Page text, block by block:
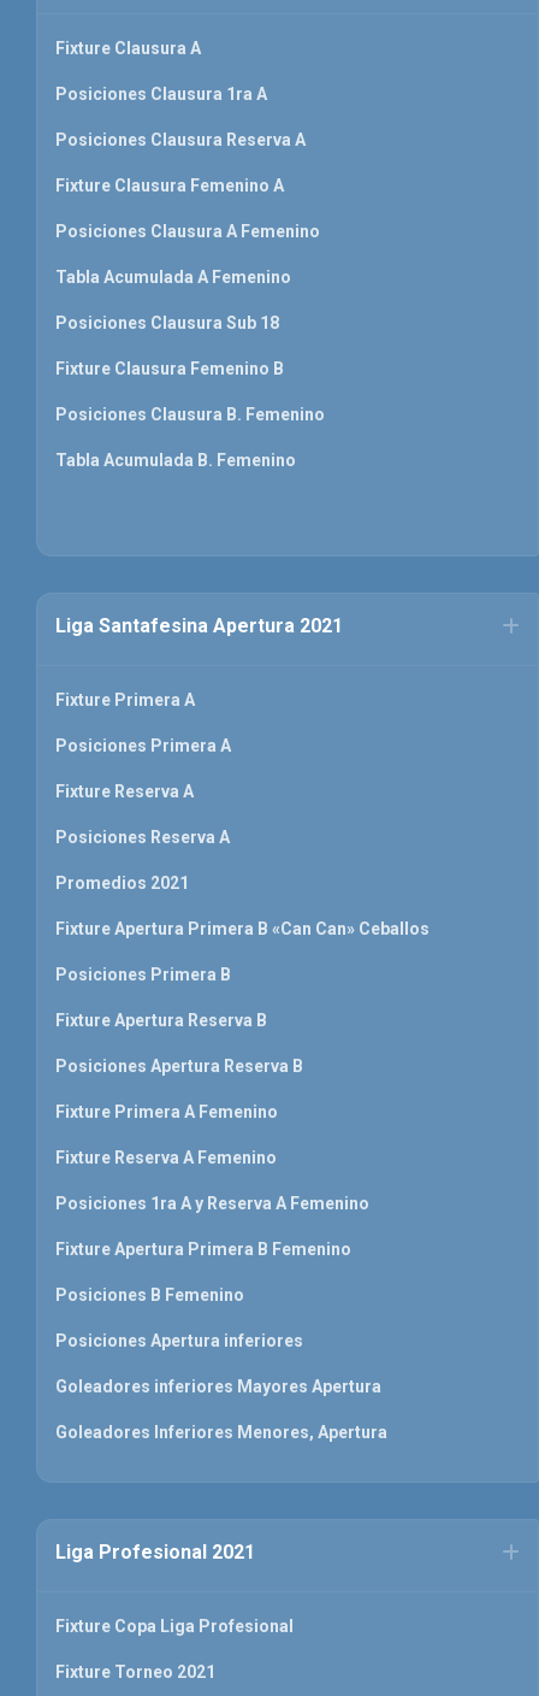
Fixture Clausura A
Posiciones Clausura 1ra A
Posiciones Clausura Reserva A
Fixture Clausura Femenino A
Posiciones Clausura A Femenino
Tabla Acumulada A Femenino
Posiciones Clausura Sub 18
Fixture Clausura Femenino B
Posiciones Clausura B. Femenino
Tabla Acumulada B. Femenino
Liga Santafesina Apertura 2021
Fixture Primera A
Posiciones Primera A
Fixture Reserva A
Posiciones Reserva A
Promedios 2021
Fixture Apertura Primera B «Can Can» Ceballos
Posiciones Primera B
Fixture Apertura Reserva B
Posiciones Apertura Reserva B
Fixture Primera A Femenino
Fixture Reserva A Femenino
Posiciones 1ra A y Reserva A Femenino
Fixture Apertura Primera B Femenino
Posiciones B Femenino
Posiciones Apertura inferiores
Goleadores inferiores Mayores Apertura
Goleadores Inferiores Menores, Apertura
Liga Profesional 2021
Fixture Copa Liga Profesional
Fixture Torneo 2021